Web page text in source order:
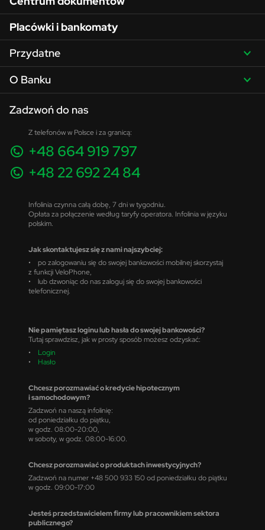
Placówki i bankomaty
Przydatne
O Banku
Zadzwoń do nas
Z telefonów w Polsce i za granicą:
+48 664 919 797
+48 22 692 24 84
Infolinia czynna całą dobę, 7 dni w tygodniu.
Opłata za połączenie według taryfy operatora. Infolinia w języku
polskim.
Jak skontaktujesz się z nami najszybciej:
• po zalogowaniu się do swojej bankowości mobilnej skorzystaj
z funkcji VeloPhone,
• lub dzwoniąc do nas zaloguj się do swojej bankowości
telefonicznej.
Nie pamiętasz loginu lub hasła do swojej bankowości?
Tutaj sprawdzisz, jak w prosty sposób możesz odzyskać:
• Login
• Hasło
Chcesz porozmawiać o kredycie hipotecznym
i samochodowym?
Zadzwoń na naszą infolinię:
od poniedziałku do piątku,
w godz. 08:00-20:00,
w soboty, w godz. 08:00-16:00.
Chcesz porozmawiać o produktach inwestycyjnych?
Zadzwoń na numer +48 500 933 150 od poniedziałku do piątku
w godz. 09:00-17:00
Jesteś przedstawicielem firmy lub pracownikiem sektora
publicznego?